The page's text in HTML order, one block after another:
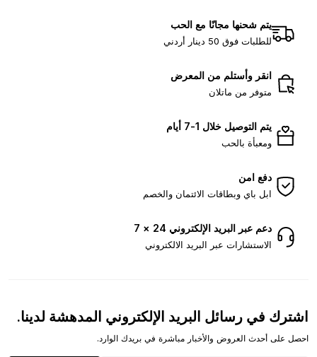
يتم شحنها مجانًا مع الحب
للطلبات فوق 50 دينار أردني
انقر وأستلم من المعرض
متوفر من ماتلان
يتم التوصيل خلال 1-7 أيام
ومعبأة بالحب
دفع امن
ابل باي وبطاقات الائتمان والخصم
دعم عبر البريد الإلكتروني 24 × 7
الاستشارات عبر البريد الالكتروني
اشترك في رسائل البريد الإلكتروني المدهشة لدينا.
احصل على أحدث العروض والأخبار مباشرة في بريدك الوارد.